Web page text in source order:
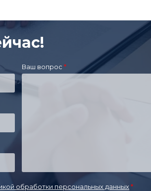
Ваш вопрос
обработки персональных данных